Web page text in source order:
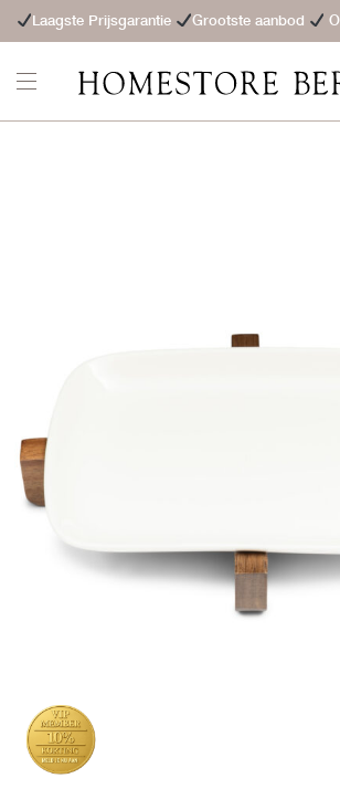
Laagste Prijsgarantie Grootste aanbod